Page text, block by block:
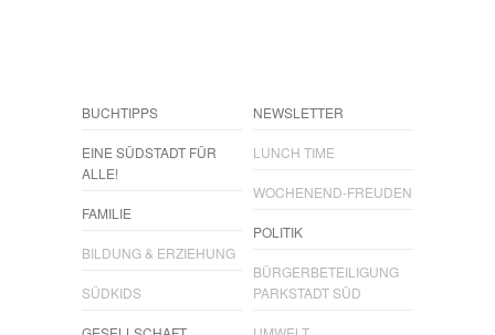
BUCHTIPPS
EINE SÜDSTADT FÜR
ALLE!
FAMILIE
BILDUNG & ERZIEHUNG
SÜDKIDS
NEWSLETTER
LUNCH TIME
WOCHENEND-FREUDEN
POLITIK
BÜRGERBETEILIGUNG
PARKSTADT SÜD